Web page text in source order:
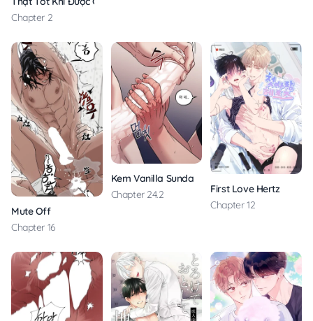
Chapter 2
Mute Off
Chapter 16
Kem Vanilla Sundae
Chapter 24.2
First Love Hertz
Chapter 12